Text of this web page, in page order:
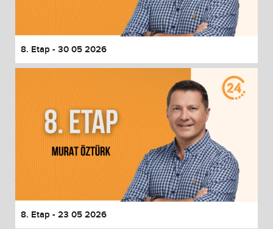
8. Etap - 30 05 2026
8. Etap - 23 05 2026